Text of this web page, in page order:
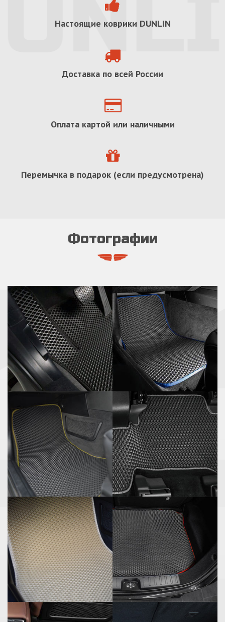
Настоящие коврики DUNLIN
Доставка по всей России
Оплата картой или наличными
Перемычка в подарок (если предусмотрена)
Фотографии